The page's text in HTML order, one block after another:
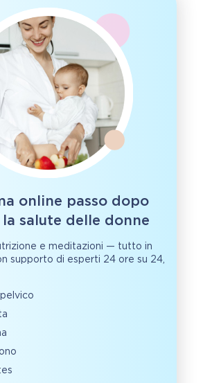
online passo dopo
la salute delle donne
e meditazioni — tutto in
supporto di esperti 24 ore su 24,